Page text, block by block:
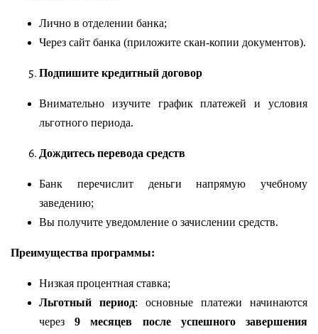
Лично в отделении банка;
Через сайт банка (приложите скан-копии документов).
Подпишите кредитный договор
Внимательно изучите график платежей и условия
льготного периода.
Дождитесь перевода средств
Банк перечислит деньги напрямую учебному
заведению;
Вы получите уведомление о зачислении средств.
Преимущества программы:
Низкая процентная ставка;
Льготный период: основные платежи начинаются
через9 месяцев после успешного завершения